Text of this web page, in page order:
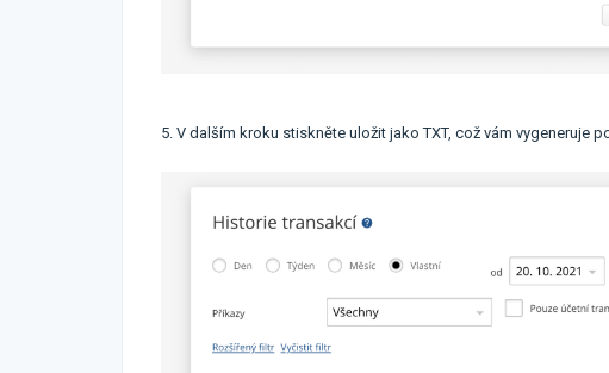
5. V dalším kroku stiskněte uložit jako TXT, což vám vygeneruje